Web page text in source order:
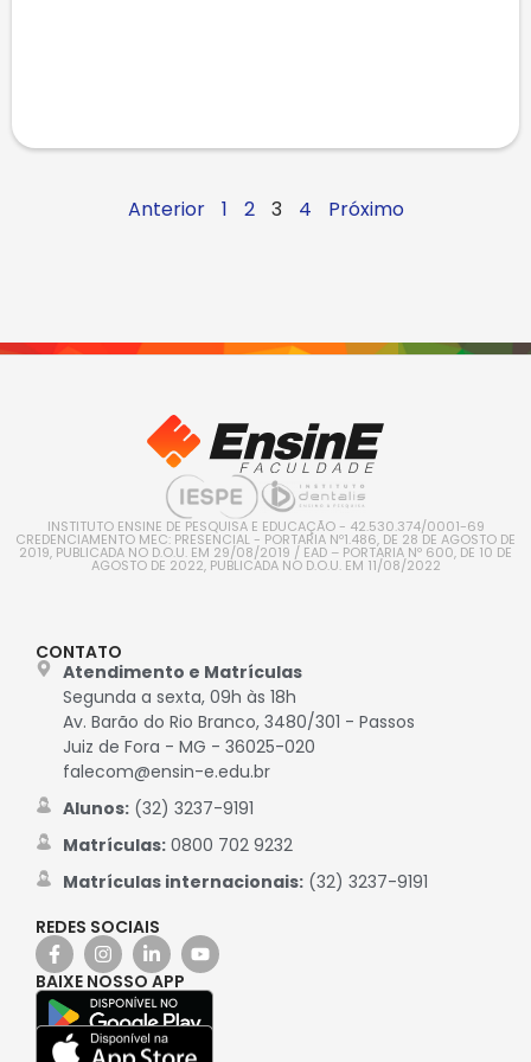
Anterior 1 2 3 4 Próximo
INSTITUTO ENSINE DE PESQUISA E EDUCAÇÃO - 42.530.374/0001-69
CREDENCIAMENTO MEC: PRESENCIAL - PORTARIA Nº1.486, DE 28 DE AGOSTO DE
2019, PUBLICADA NO D.O.U. EM 29/08/2019 / EAD – PORTARIA Nº 600, DE 10 DE
AGOSTO DE 2022, PUBLICADA NO D.O.U. EM 11/08/2022
CONTATO
Atendimento e Matrículas
Segunda a sexta, 09h às 18h
Av. Barão do Rio Branco, 3480/301 - Passos
Juiz de Fora - MG - 36025-020
falecom@ensin-e.edu.br
Alunos:(32) 3237-9191
Matrículas:0800 702 9232
Matrículas internacionais:(32) 3237-9191
REDES SOCIAIS
BAIXE NOSSO APP